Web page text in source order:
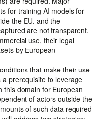
for training AI models for
the EU, and the
are not transparent.
use, their legal
by European
that make their use
a prerequisite to leverage
this domain for European
of actors outside the
of such data required